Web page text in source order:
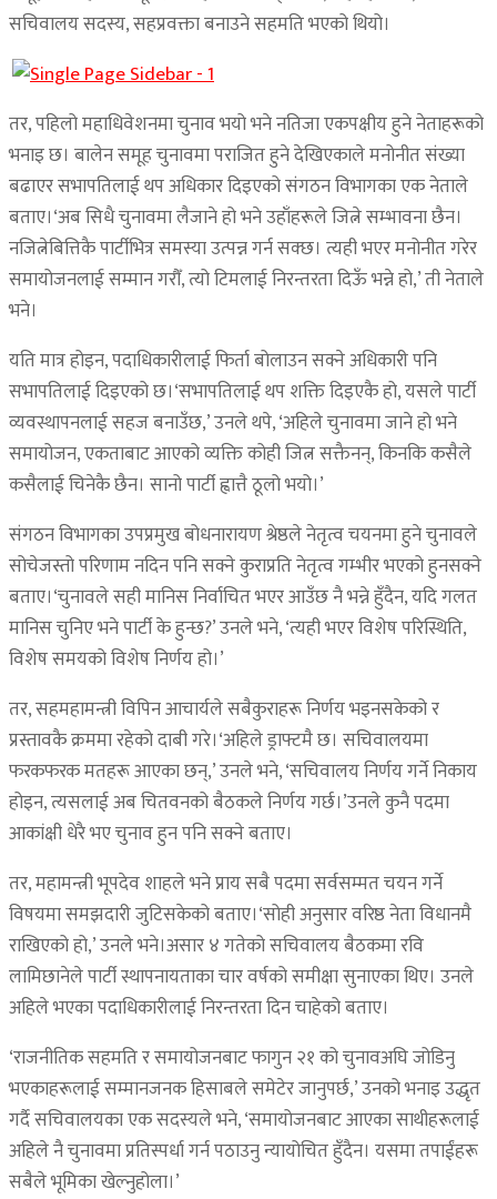
सचिवालय सदस्य, सहप्रवक्ता बनाउने सहमति भएको थियो।
तर, पहिलो महाधिवेशनमा चुनाव भयो भने नतिजा एकपक्षीय हुने नेताहरूको
भनाइ छ। बालेन समूह चुनावमा पराजित हुने देखिएकाले मनोनीत संख्या
बढाएर सभापतिलाई थप अधिकार दिइएको संगठन विभागका एक नेताले
बताए।‘अब सिधै चुनावमा लैजाने हो भने उहाँहरूले जित्ने सम्भावना छैन।
नजित्नेबित्तिकै पार्टीभित्र समस्या उत्पन्न गर्न सक्छ। त्यही भएर मनोनीत गरेर
समायोजनलाई सम्मान गरौँ, त्यो टिमलाई निरन्तरता दिऊँ भन्ने हो,’ ती नेताले
भने।
यति मात्र होइन, पदाधिकारीलाई फिर्ता बोलाउन सक्ने अधिकारी पनि
सभापतिलाई दिइएको छ।‘सभापतिलाई थप शक्ति दिइएकै हो, यसले पार्टी
व्यवस्थापनलाई सहज बनाउँछ,’ उनले थपे, ‘अहिले चुनावमा जाने हो भने
समायोजन, एकताबाट आएको व्यक्ति कोही जित्न सक्तैनन्, किनकि कसैले
कसैलाई चिनेकै छैन। सानो पार्टी ह्वात्तै ठूलो भयो।’
संगठन विभागका उपप्रमुख बोधनारायण श्रेष्ठले नेतृत्व चयनमा हुने चुनावले
सोचेजस्तो परिणाम नदिन पनि सक्ने कुराप्रति नेतृत्व गम्भीर भएको हुनसक्ने
बताए।‘चुनावले सही मानिस निर्वाचित भएर आउँछ नै भन्ने हुँदैन, यदि गलत
मानिस चुनिए भने पार्टी के हुन्छ?’ उनले भने, ‘त्यही भएर विशेष परिस्थिति,
विशेष समयको विशेष निर्णय हो।’
तर, सहमहामन्त्री विपिन आचार्यले सबैकुराहरू निर्णय भइनसकेको र
प्रस्तावकै क्रममा रहेको दाबी गरे।‘अहिले ड्राफ्टमै छ। सचिवालयमा
फरकफरक मतहरू आएका छन्,’ उनले भने, ‘सचिवालय निर्णय गर्ने निकाय
होइन, त्यसलाई अब चितवनको बैठकले निर्णय गर्छ।’उनले कुनै पदमा
आकांक्षी धेरै भए चुनाव हुन पनि सक्ने बताए।
तर, महामन्त्री भूपदेव शाहले भने प्राय सबै पदमा सर्वसम्मत चयन गर्ने
विषयमा समझदारी जुटिसकेको बताए।‘सोही अनुसार वरिष्ठ नेता विधानमै
राखिएको हो,’ उनले भने।असार ४ गतेको सचिवालय बैठकमा रवि
लामिछानेले पार्टी स्थापनायताका चार वर्षको समीक्षा सुनाएका थिए। उनले
अहिले भएका पदाधिकारीलाई निरन्तरता दिन चाहेको बताए।
‘राजनीतिक सहमति र समायोजनबाट फागुन २१ को चुनावअघि जोडिनु
भएकाहरूलाई सम्मानजनक हिसाबले समेटेर जानुपर्छ,’ उनको भनाइ उद्धृत
गर्दै सचिवालयका एक सदस्यले भने, ‘समायोजनबाट आएका साथीहरूलाई
अहिले नै चुनावमा प्रतिस्पर्धा गर्न पठाउनु न्यायोचित हुँदैन। यसमा तपाईंहरू
सबैले भूमिका खेल्नुहोला।’